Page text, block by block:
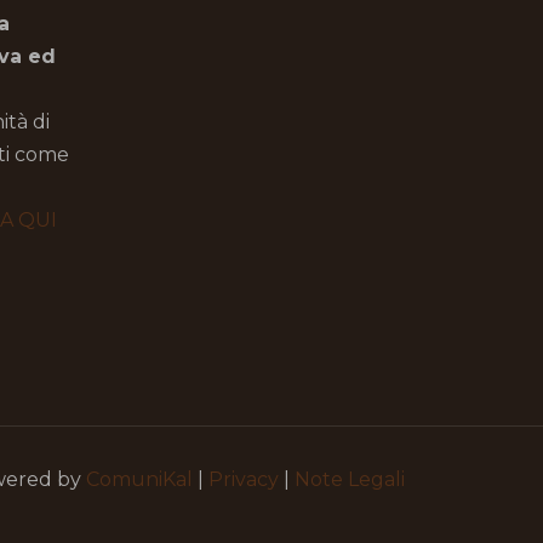
ed
di
come
QUI
by ComuniKal Privacy Note Legali